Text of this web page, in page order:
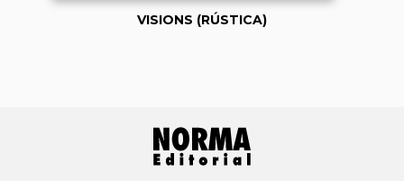
VISIONS (RÚSTICA)